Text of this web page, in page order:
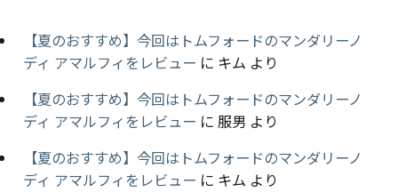
【夏のおすすめ】今回はトムフォードのマンダリーノ
ディ アマルフィをレビュー に キム より
【夏のおすすめ】今回はトムフォードのマンダリーノ
ディ アマルフィをレビュー に 服男 より
【夏のおすすめ】今回はトムフォードのマンダリーノ
ディ アマルフィをレビュー に キム より